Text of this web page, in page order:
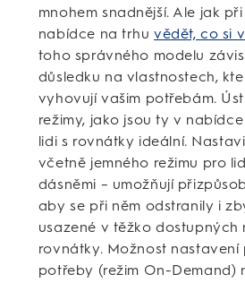
mnohem snadnější. Ale jak
nabídce na trhuvědět, co si
toho správného modelu
důsledku na vlastnostech,
vyhovují vašim potřebám.
režimy, jako jsou ty v
lidi s rovnátky ideální.
včetně jemného režimu pro
dásněmi – umožňují
aby se při něm odstranily i
usazené v těžko dostupných
rovnátky. Možnost
potřeby (režim On-Demand)